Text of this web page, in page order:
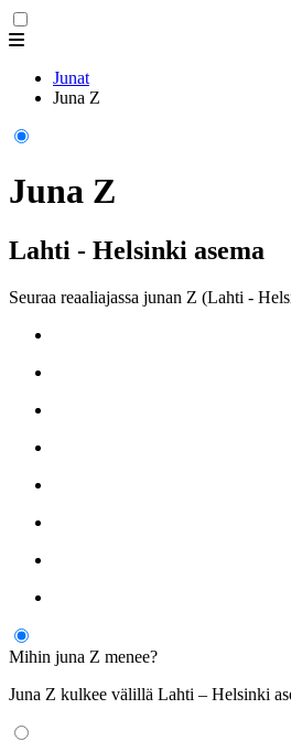
Junat
Juna Z
Juna Z
Lahti - Helsinki asema
Seuraa reaaliajassa junan Z (Lahti -
Mihin juna Z menee?
Juna Z kulkee välillä Lahti – Helsinki